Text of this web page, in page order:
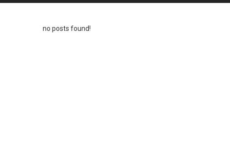
no posts found!